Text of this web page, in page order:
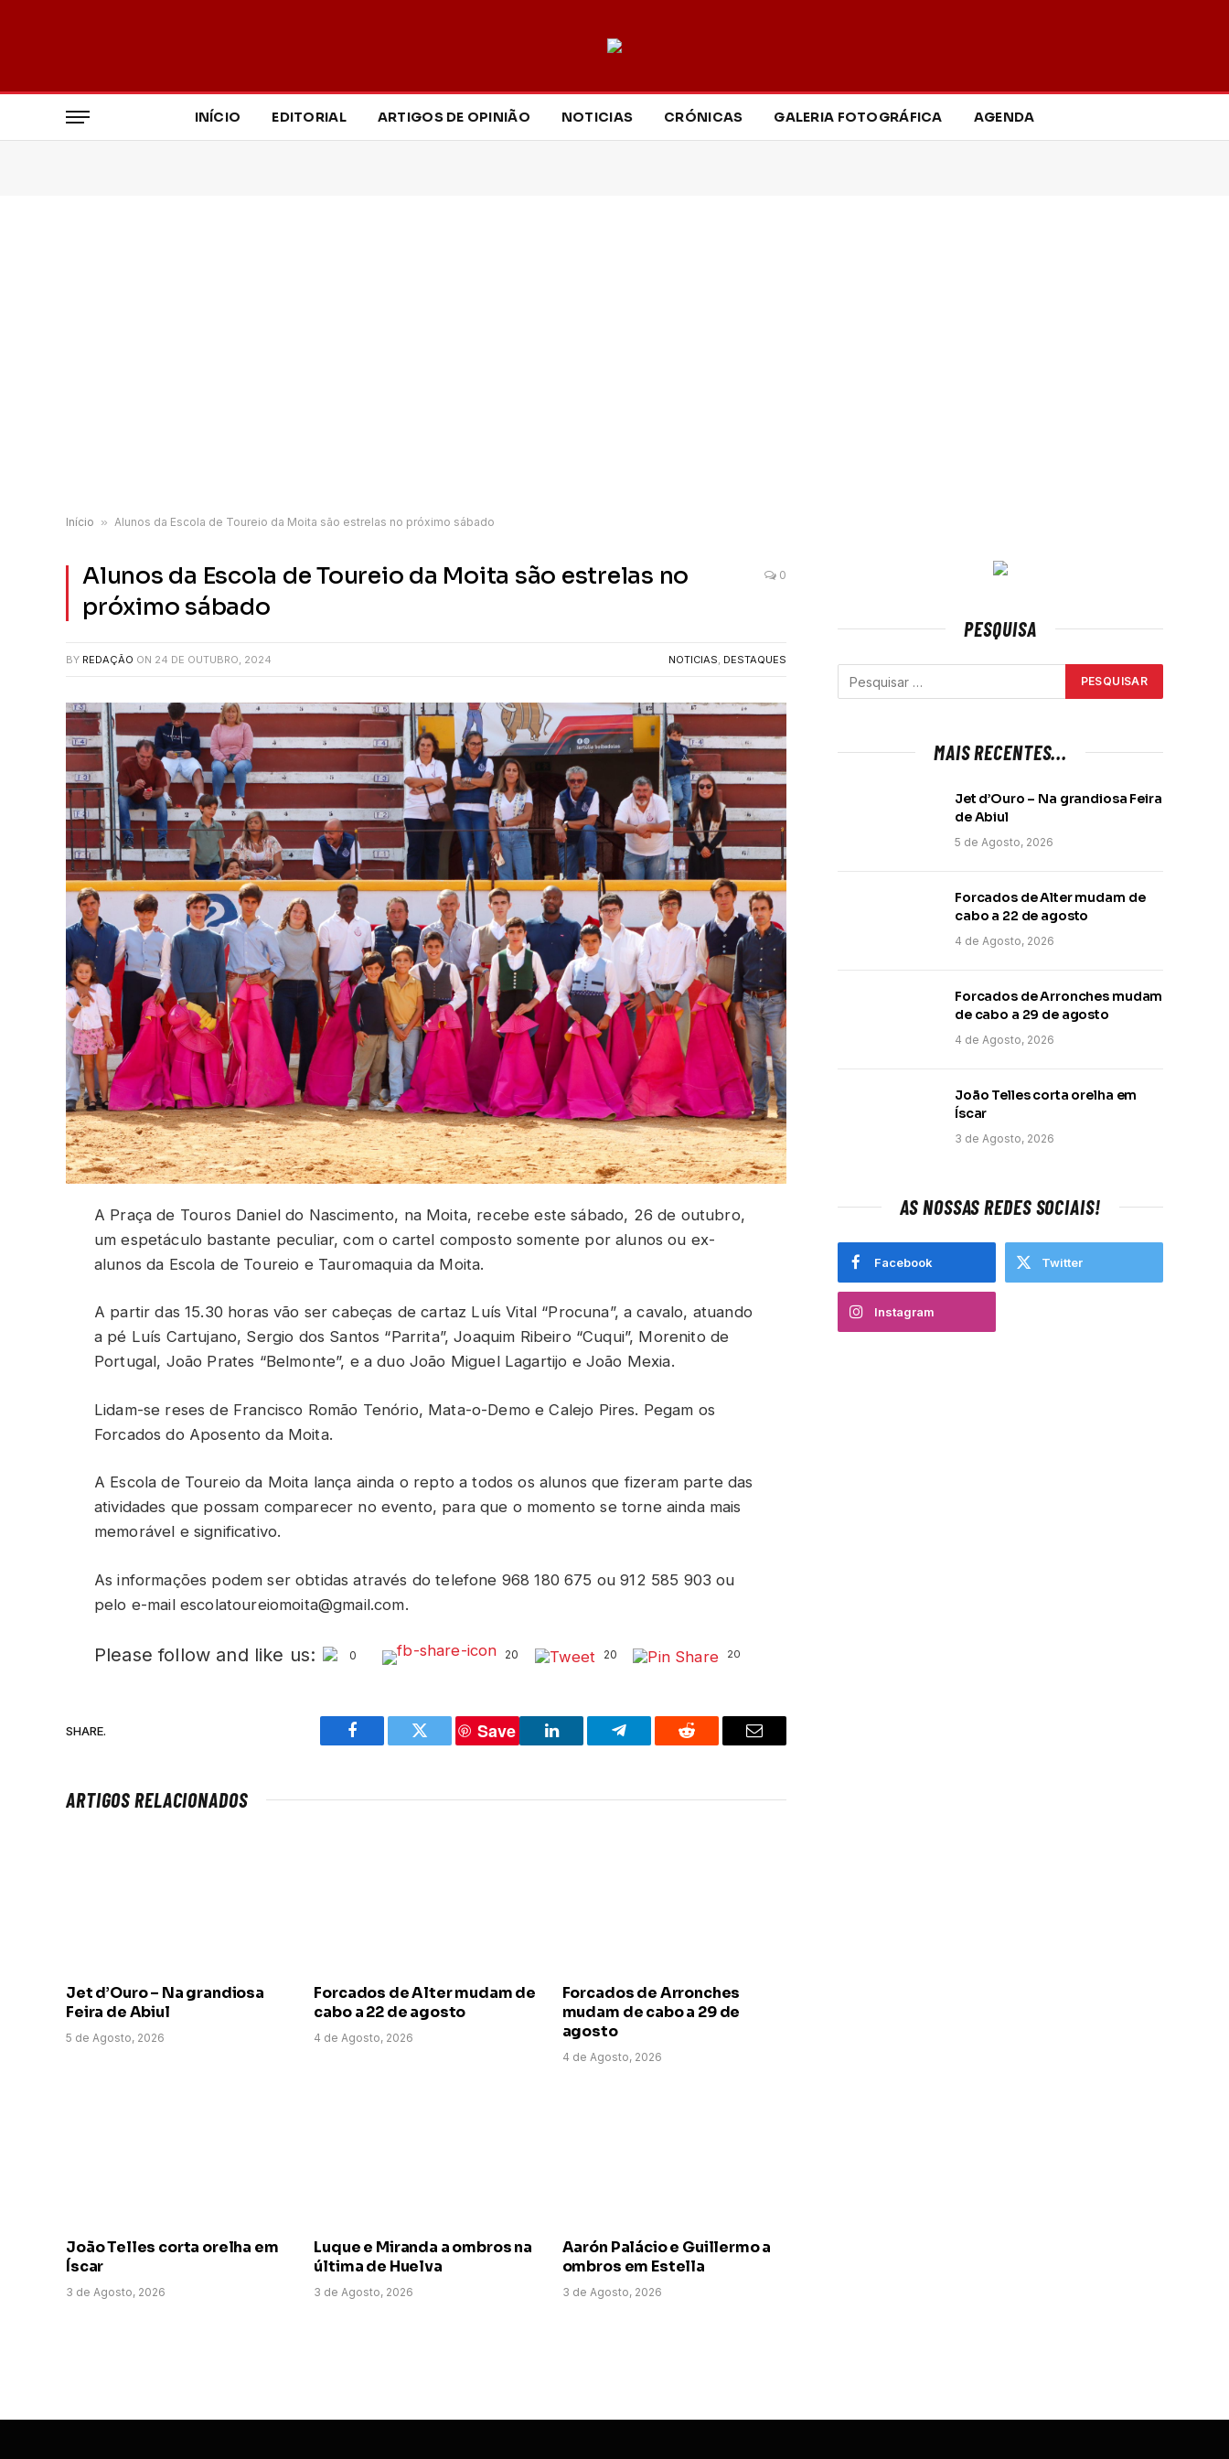
INÍCIO EDITORIAL ARTIGOS DE OPINIÃO NOTICIAS CRÓNICAS GALERIA FOTOGRÁFICA AGENDA
Início » Alunos da Escola de Toureio da Moita são estrelas no próximo sábado
Alunos da Escola de Toureio da Moita são estrelas no
próximo sábado
0
BY REDAÇÃO ON 24 DE OUTUBRO, 2024 NOTICIAS, DESTAQUES
A Praça de Touros Daniel do Nascimento, na Moita, recebe este sábado, 26 de outubro,
um espetáculo bastante peculiar, com o cartel composto somente por alunos ou ex-
alunos da Escola de Toureio e Tauromaquia da Moita.
A partir das 15.30 horas vão ser cabeças de cartaz Luís Vital “Procuna”, a cavalo, atuando
a pé Luís Cartujano, Sergio dos Santos “Parrita”, Joaquim Ribeiro “Cuqui”, Morenito de
Portugal, João Prates “Belmonte”, e a duo João Miguel Lagartijo e João Mexia.
Lidam-se reses de Francisco Romão Tenório, Mata-o-Demo e Calejo Pires. Pegam os
Forcados do Aposento da Moita.
A Escola de Toureio da Moita lança ainda o repto a todos os alunos que fizeram parte das
atividades que possam comparecer no evento, para que o momento se torne ainda mais
memorável e significativo.
As informações podem ser obtidas através do telefone 968 180 675 ou 912 585 903 ou
pelo e-mail escolatoureiomoita@gmail.com.
Please follow and like us: 0 20 20 20
SHARE.
Facebook Twitter
Save
LinkedIn Telegram Reddit Email
ARTIGOS RELACIONADOS
Jet d’Ouro – Na grandiosa
Feira de Abiul
5 de Agosto, 2026
Forcados de Alter mudam de
cabo a 22 de agosto
4 de Agosto, 2026
Forcados de Arronches
mudam de cabo a 29 de
agosto
4 de Agosto, 2026
João Telles corta orelha em
Íscar
3 de Agosto, 2026
Luque e Miranda a ombros na
última de Huelva
3 de Agosto, 2026
Aarón Palácio e Guillermo a
ombros em Estella
3 de Agosto, 2026
PESQUISA
MAIS RECENTES...
Jet d’Ouro – Na grandiosa Feira
de Abiul
5 de Agosto, 2026
Forcados de Alter mudam de
cabo a 22 de agosto
4 de Agosto, 2026
Forcados de Arronches mudam
de cabo a 29 de agosto
4 de Agosto, 2026
João Telles corta orelha em
Íscar
3 de Agosto, 2026
AS NOSSAS REDES SOCIAIS!
Facebook Twitter
Instagram